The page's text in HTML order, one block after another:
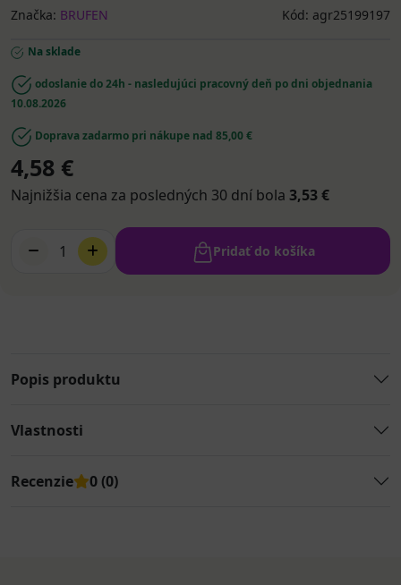
Značka: BRUFEN Kód: agr25199197
Na sklade
odoslanie do 24h - nasledujúci pracovný deň po dni objednania
10.08.2026
Doprava zadarmo pri nákupe nad 85,00 €
4,58 €
Najnižšia cena za posledných 30 dní bola 3,53 €
1 Pridať do košíka
Popis produktu
Vlastnosti
Recenzie 0 (0)